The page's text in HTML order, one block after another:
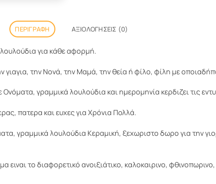
ΠΕΡΙΓΡΑΦΉ ΑΞΙΟΛΟΓΉΣΕΙΣ (0)
για κάθε αφορμή.
γιαγια, την Νονά, την Μαμά, την θεία ή φίλο, φίλη με
γραμμικά λουλούδια και ημερομηνία κερδιζει τις
πατερα και ευχες για Χρόνια Πολλά.
γραμμικά λουλούδια Κεραμική, ξεχωριστο δωρο για την
το διαφορετικό ανοιξιάτικο, καλοκαιρινο,